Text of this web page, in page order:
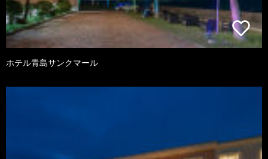
ホテル青島サンクマール